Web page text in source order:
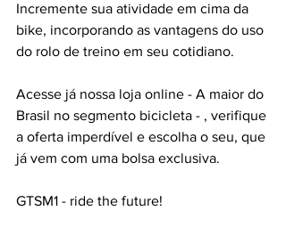
Incremente sua atividade em cima da
bike, incorporando as vantagens do uso
do rolo de treino em seu cotidiano.
Acesse já nossa loja online - A maior do
Brasil no segmento bicicleta - , verifique
a oferta imperdível e escolha o seu, que
já vem com uma bolsa exclusiva.
GTSM1 - ride the future!